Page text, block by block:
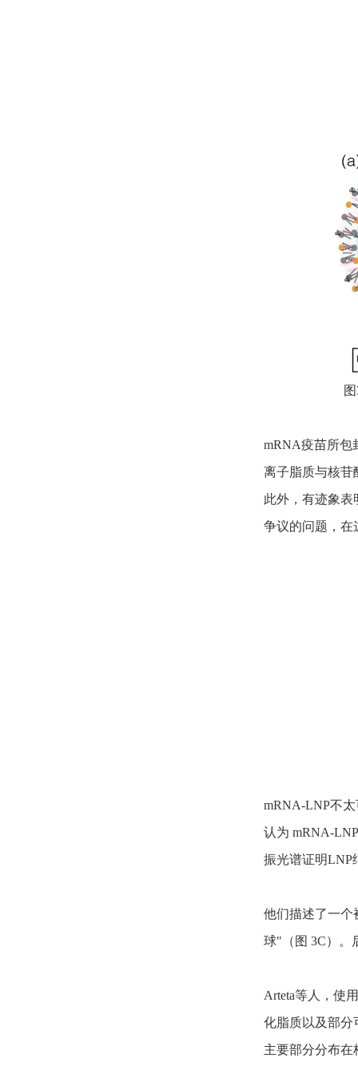
mRNA疫苗所包
离子脂质与核苷
此外，有迹象表
争议的问题，在
mRNA-LNP不
认为 mRNA-
振光谱证明LNP
他们描述了一个
球"（图 3C）。
Arteta等人，使
化脂质以及部分
主要部分分布在